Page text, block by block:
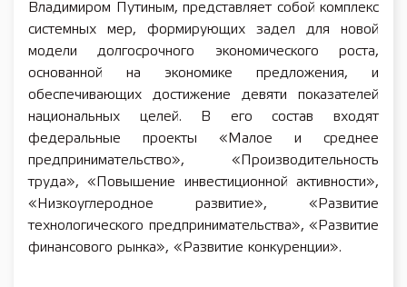
Владимиром Путиным, представляет собой комплекс
системных мер, формирующих задел для новой
модели долгосрочного экономического роста,
основанной на экономике предложения, и
обеспечивающих достижение девяти показателей
национальных целей. В его состав входят
федеральные проекты «Малое и среднее
предпринимательство», «Производительность
труда», «Повышение инвестиционной активности»,
«Низкоуглеродное развитие», «Развитие
технологического предпринимательства», «Развитие
финансового рынка», «Развитие конкуренции».